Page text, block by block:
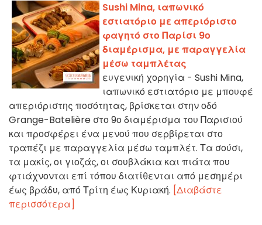
Sushi Mina, ιαπωνικό
εστιατόριο με απεριόριστο
φαγητό στο Παρίσι 9ο
διαμέρισμα, με παραγγελία
μέσω ταμπλέτας
ευγενική χορηγία - Sushi Mina,
ιαπωνικό εστιατόριο με μπουφέ
απεριόριστης ποσότητας, βρίσκεται στην οδό
Grange-Batelière στο 9ο διαμέρισμα του Παρισιού
και προσφέρει ένα μενού που σερβίρεται στο
τραπέζι με παραγγελία μέσω ταμπλέτ. Τα σούσι,
τα μακίς, οι γιοζάς, οι σουβλάκια και πιάτα που
φτιάχνονται επί τόπου διατίθενται από μεσημέρι
έως βράδυ, από Τρίτη έως Κυριακή. [Διαβάστε
περισσότερα]